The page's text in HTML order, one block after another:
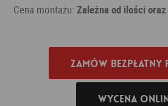
Cena montażu:Zależna od ilości
Zamów bezpłatny
Wycena